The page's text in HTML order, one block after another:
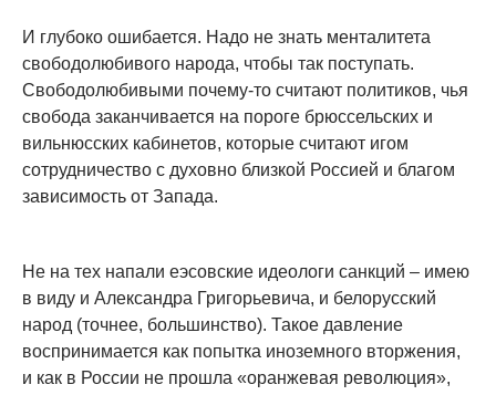
И глубоко ошибается. Надо не знать менталитета
свободолюбивого народа, чтобы так поступать.
Свободолюбивыми почему-то считают политиков, чья
свобода заканчивается на пороге брюссельских и
вильнюсских кабинетов, которые считают игом
сотрудничество с духовно близкой Россией и благом
зависимость от Запада.
Не на тех напали еэсовские идеологи санкций – имею
в виду и Александра Григорьевича, и белорусский
народ (точнее, большинство). Такое давление
воспринимается как попытка иноземного вторжения,
и как в России не прошла «оранжевая революция»,